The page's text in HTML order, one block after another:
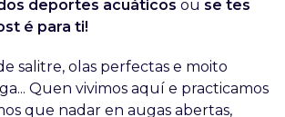
deportes acuáticos ou se tes
é para ti!
salitre, olas perfectas e moito
Quen vivimos aquí e practicamos
que nadar en augas abertas,